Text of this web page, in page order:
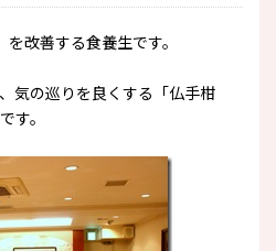
を改善する食養生です。
気の巡りを良くする「仏手柑
す。